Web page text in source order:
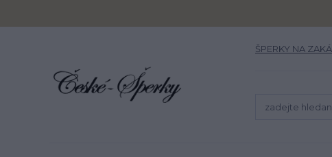
ŠPERKY NA